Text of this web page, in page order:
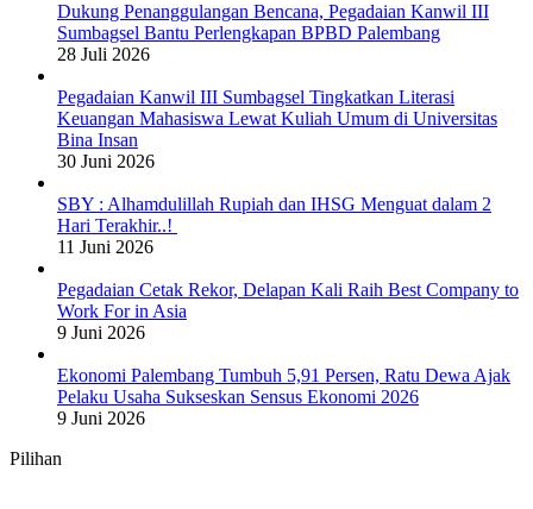
Dukung Penanggulangan Bencana, Pegadaian Kanwil III
Sumbagsel Bantu Perlengkapan BPBD Palembang
28 Juli 2026
Pegadaian Kanwil III Sumbagsel Tingkatkan Literasi
Keuangan Mahasiswa Lewat Kuliah Umum di Universitas
Bina Insan
30 Juni 2026
SBY : Alhamdulillah Rupiah dan IHSG Menguat dalam 2
Hari Terakhir..!
11 Juni 2026
Pegadaian Cetak Rekor, Delapan Kali Raih Best Company to
Work For in Asia
9 Juni 2026
Ekonomi Palembang Tumbuh 5,91 Persen, Ratu Dewa Ajak
Pelaku Usaha Sukseskan Sensus Ekonomi 2026
9 Juni 2026
Pilihan